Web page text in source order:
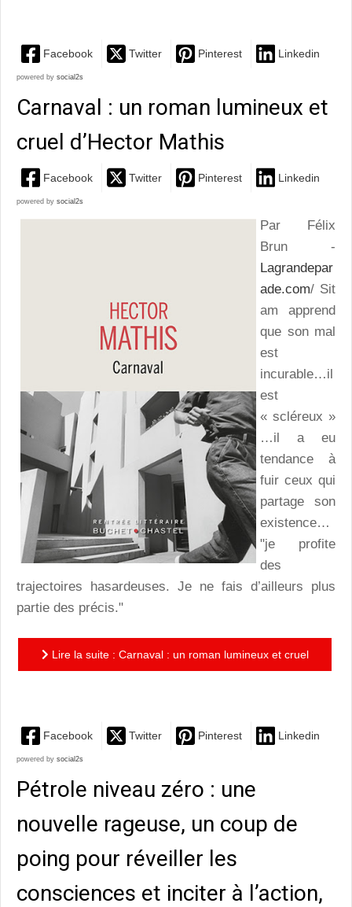
Facebook Twitter Pinterest Linkedin
powered by social2s
Carnaval : un roman lumineux et
cruel d’Hector Mathis
Facebook Twitter Pinterest Linkedin
powered by social2s
Par Félix
Brun -
Lagrandepar
ade.com/ Sit
am apprend
que son mal
est
incurable…il
est
« scléreux »
…il a eu
tendance à
fuir ceux qui
partage son
existence…
"je profite
des
trajectoires hasardeuses. Je ne fais d’ailleurs plus
partie des précis."
Lire la suite : Carnaval : un roman lumineux et cruel
Facebook Twitter Pinterest Linkedin
powered by social2s
Pétrole niveau zéro : une
nouvelle rageuse, un coup de
poing pour réveiller les
consciences et inciter à l’action,